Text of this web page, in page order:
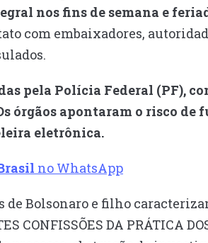
nos fins de semana e
com embaixadores,
pela Polícia Federal (PF),
órgãos apontaram o risco
eletrônica.
no WhatsApp
Bolsonaro e filho caracterizam
CONFISSÕES DA PRÁTICA